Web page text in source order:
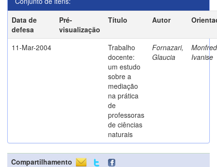
Data de
defesa
Pré-
visualização
Título Autor
11-Mar-2004
Trabalho
docente:
um estudo
sobre a
mediação
na prática
de
professoras
de ciências
naturais
Fornazari,
Glaucia
Ivanise
Compartilhamento